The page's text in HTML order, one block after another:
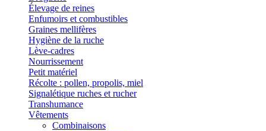
Élevage de reines
Enfumoirs et combustibles
Graines mellifères
Hygiène de la ruche
Lève-cadres
Nourrissement
Petit matériel
Récolte : pollen, propolis, miel
Signalétique ruches et rucher
Transhumance
Vêtements
Combinaisons